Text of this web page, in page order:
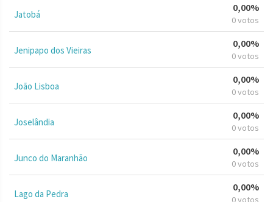
Jatobá
0,00%
0 votos
Jenipapo dos Vieiras
0,00%
0 votos
João Lisboa
0,00%
0 votos
Joselândia
0,00%
0 votos
Junco do Maranhão
0,00%
0 votos
Lago da Pedra
0,00%
0 votos